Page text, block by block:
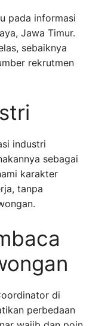
pada informasi
Jawa Timur.
sebaiknya
rekrutmen
industri
sebagai
karakter
tanpa
di
perbedaan